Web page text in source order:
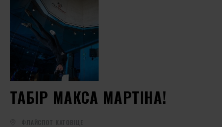
ТАБІР МАКСА МАРТІНА!
ФЛАЙСПОТ КАТОВІЦЕ